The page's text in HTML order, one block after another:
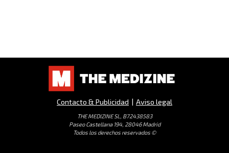
Contacto & Publicidad | Aviso legal
THE MEDIZINE SL, B72438583
Paseo Castellana 194, 28046 Madrid
Todos los derechos reservados ©